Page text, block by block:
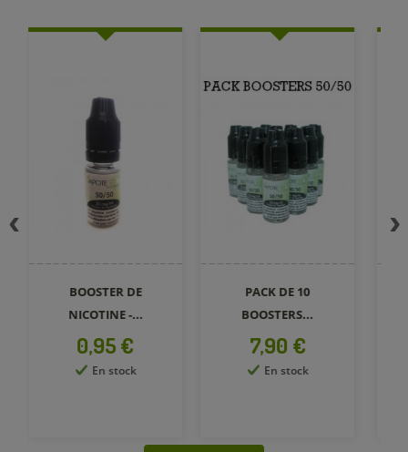
BOOSTER DE
NICOTINE -...
Prix
0,95 €
En stock
PACK DE 10
BOOSTERS...
Prix
7,90 €
En stock